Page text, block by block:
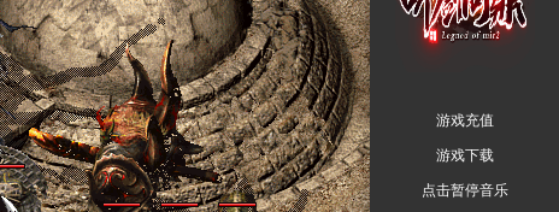
游戏充值
游戏下载
点击暂停音乐